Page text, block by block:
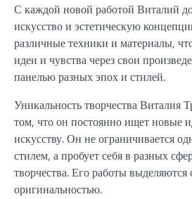
С каждой новой работой Виталий
искусство и эстетическую
различные техники и материалы,
идеи и чувства через свои
панелью разных эпох и стилей.
Уникальность творчества Виталия
том, что он постоянно ищет новые
искусству. Он не ограничивается
стилем, а пробует себя в разных
творчества. Его работы
оригинальностью.